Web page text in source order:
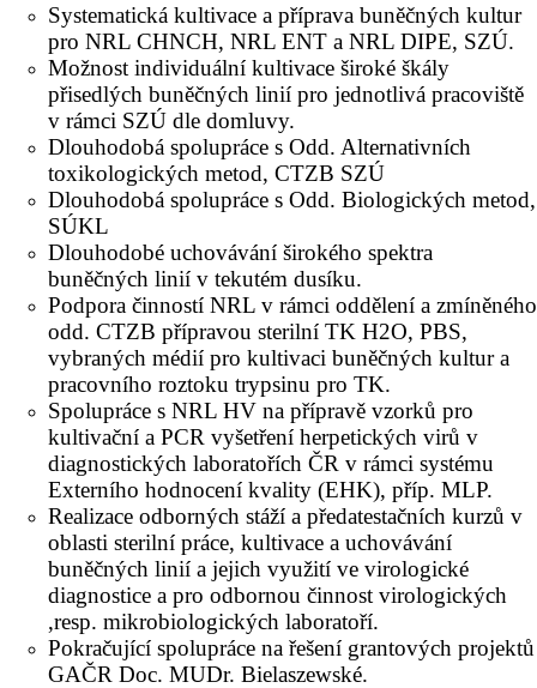
Systematická kultivace a příprava buněčných kultur
pro NRL CHNCH, NRL ENT a NRL DIPE, SZÚ.
Možnost individuální kultivace široké škály
přisedlých buněčných linií pro jednotlivá pracoviště
v rámci SZÚ dle domluvy.
Dlouhodobá spolupráce s Odd. Alternativních
toxikologických metod, CTZB SZÚ
Dlouhodobá spolupráce s Odd. Biologických metod,
SÚKL
Dlouhodobé uchovávání širokého spektra
buněčných linií v tekutém dusíku.
Podpora činností NRL v rámci oddělení a zmíněného
odd. CTZB přípravou sterilní TK H2O, PBS,
vybraných médií pro kultivaci buněčných kultur a
pracovního roztoku trypsinu pro TK.
Spolupráce s NRL HV na přípravě vzorků pro
kultivační a PCR vyšetření herpetických virů v
diagnostických laboratořích ČR v rámci systému
Externího hodnocení kvality (EHK), příp. MLP.
Realizace odborných stáží a předatestačních kurzů v
oblasti sterilní práce, kultivace a uchovávání
buněčných linií a jejich využití ve virologické
diagnostice a pro odbornou činnost virologických
,resp. mikrobiologických laboratoří.
Pokračující spolupráce na řešení grantových projektů
GAČR Doc. MUDr. Bielaszewské.